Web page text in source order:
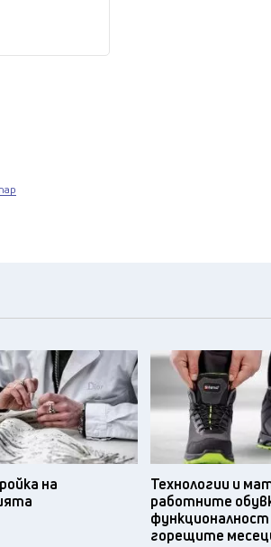
на
Технологии и
работните
функционалност
горещите